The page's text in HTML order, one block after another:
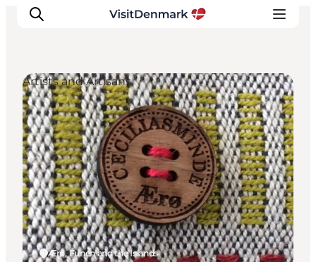
Inspiration
Resmål
Aktiviteter
Övernatta
Planera resan
Ærø, Funen and the Islands
Artists and Artisans